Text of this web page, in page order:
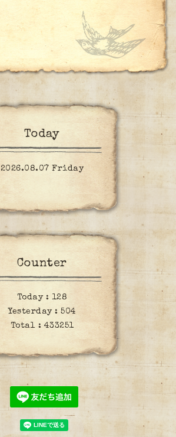
Today
2026.08.07 Friday
Counter
Today : 128
Yesterday :504
Total : 433251